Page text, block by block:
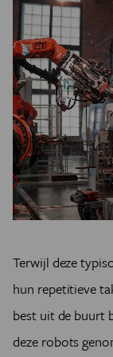
Terwijl deze
hun repetitieve
best uit de buurt
deze robots